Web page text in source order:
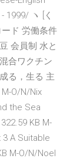
1999/ ヽ [く
ド 労働条件
会員制 水と
合ワクチン
る，生る 主
O/N/Nix
the Sea
KB M-
A Suitable
M-O/N/Noel